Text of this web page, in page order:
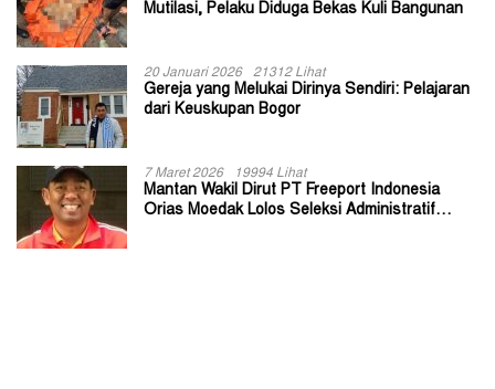
Mutilasi, Pelaku Diduga Bekas Kuli Bangunan
20 Januari 2026 21312 Lihat
Gereja yang Melukai Dirinya Sendiri: Pelajaran
dari Keuskupan Bogor
7 Maret 2026 19994 Lihat
Mantan Wakil Dirut PT Freeport Indonesia
Orias Moedak Lolos Seleksi Administratif